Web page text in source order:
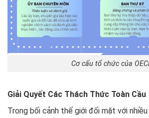
Cơ cấu tổ chức của
Giải Quyết Các Thách Thức Toàn Cầu
Trong bối cảnh thế giới đối mặt với